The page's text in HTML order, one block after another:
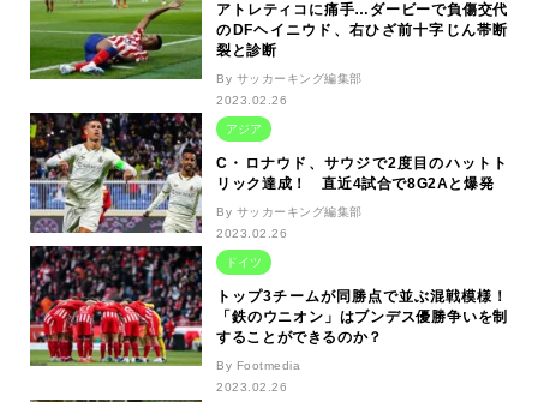
アトレティコに痛手…ダービーで負傷交代
のDFヘイニウド、右ひざ前十字じん帯断
裂と診断
By サッカーキング編集部
2023.02.26
アジア
C・ロナウド、サウジで2度目のハットト
リック達成！ 直近4試合で8G2Aと爆発
By サッカーキング編集部
2023.02.26
ドイツ
トップ3チームが同勝点で並ぶ混戦模様！
「鉄のウニオン」はブンデス優勝争いを制
することができるのか？
By Footmedia
2023.02.26